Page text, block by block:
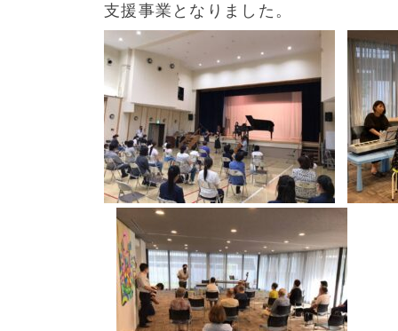
支援事業となりました。